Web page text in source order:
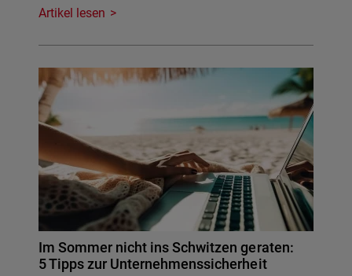
Artikel lesen
Im Sommer nicht ins Schwitzen geraten:
5 Tipps zur Unternehmenssicherheit